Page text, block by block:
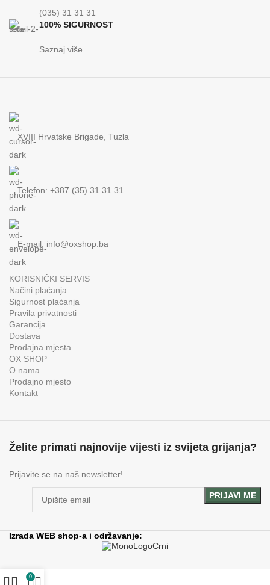
(035) 31 31 31
100% SIGURNOST
Saznaj više
XVIII Hrvatske Brigade, Tuzla
Telefon: +387 (35) 31 31 31
E-mail: info@oxshop.ba
KORISNIČKI SERVIS
Načini plaćanja
Sigurnost plaćanja
Pravila privatnosti
Garancija
Dostava
Prodajna mjesta
OX SHOP
O nama
Prodajno mjesto
Kontakt
Želite primati najnovije vijesti iz svijeta grijanja?
Prijavite se na naš newsletter!
Izrada WEB shop-a i održavanje:
0